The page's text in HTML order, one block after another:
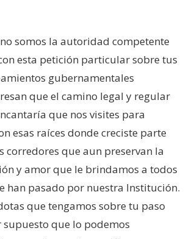
Esal
somos la autoridad competente
esta petición particular sobre tus
gubernamentales
que el camino legal y regular
que nos visites para
esas raíces donde creciste parte
corredores que aun preservan la
y amor que le brindamos a todos
han pasado por nuestra Institución.
que tengamos sobre tu paso
supuesto que lo podemos